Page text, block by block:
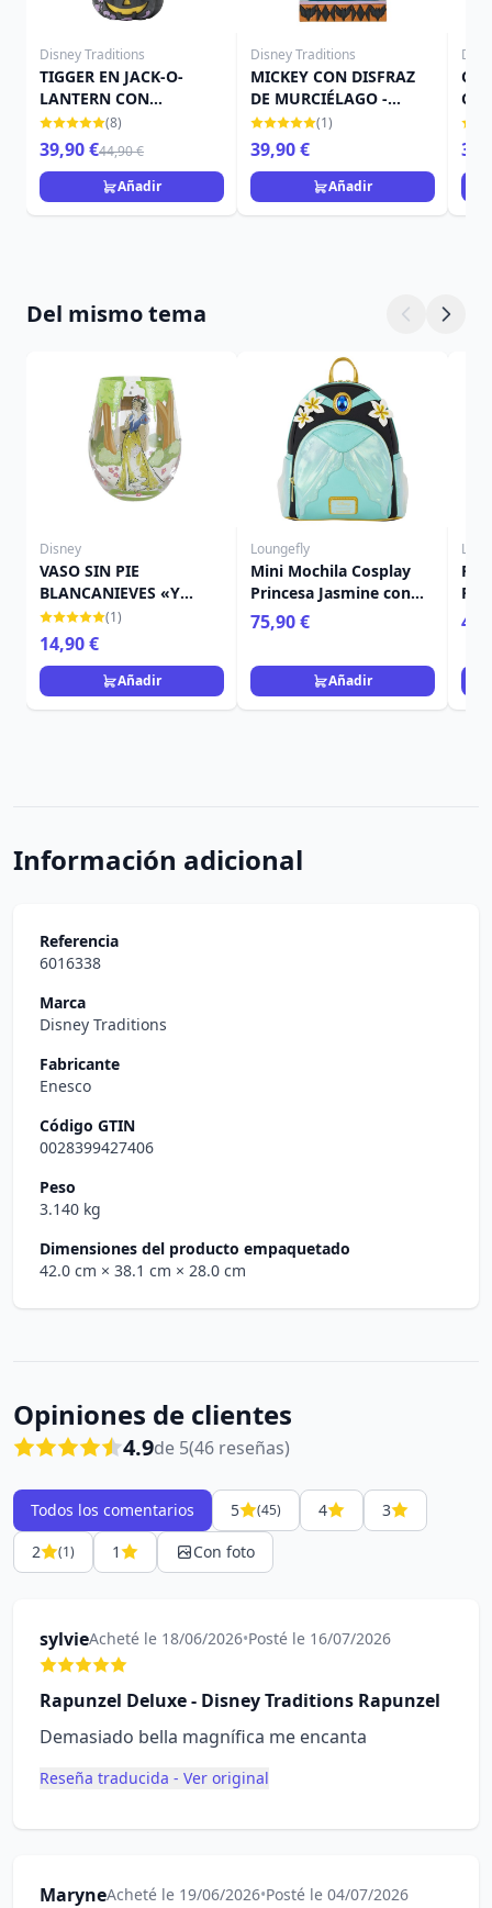
Disney Traditions
TIGGER EN JACK-O-
LANTERN CON
MURCIÉLAGO - DISNEY
TRADITIONS
(8)
39,90 €44,90 €
Añadir
Disney Traditions
MICKEY CON DISFRAZ
DE MURCIÉLAGO -
DISNEY TRADITIONS
(1)
39,90 €
Añadir
Del mismo tema
Disney
VASO SIN PIE
BLANCANIEVES «Y
FUERON FELICES PARA
SIEMPRE» - DISNEY
LOLITA
(1)
14,90 €
Añadir
Loungefly
Mini Mochila Cosplay
Princesa Jasmine con
Charm de Lámpara -
Disney Loungefly
75,90 €
Añadir
PIN
Información adicional
Referencia
6016338
Marca
Disney Traditions
Fabricante
Enesco
Código GTIN
0028399427406
Peso
3.140 kg
Dimensiones del producto empaquetado
42.0 cm × 38.1 cm × 28.0 cm
Opiniones de clientes
4.9de 5(46 reseñas)
Todos los comentarios 5 (45) 4
3
2
(1) 1 Con foto
sylvieAcheté le 18/06/2026•Posté le 16/07/2026
Rapunzel Deluxe - Disney Traditions Rapunzel
Demasiado bella magnífica me encanta
Reseña traducida - Ver original
MaryneAcheté le 19/06/2026•Posté le 04/07/2026